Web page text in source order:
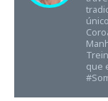
que